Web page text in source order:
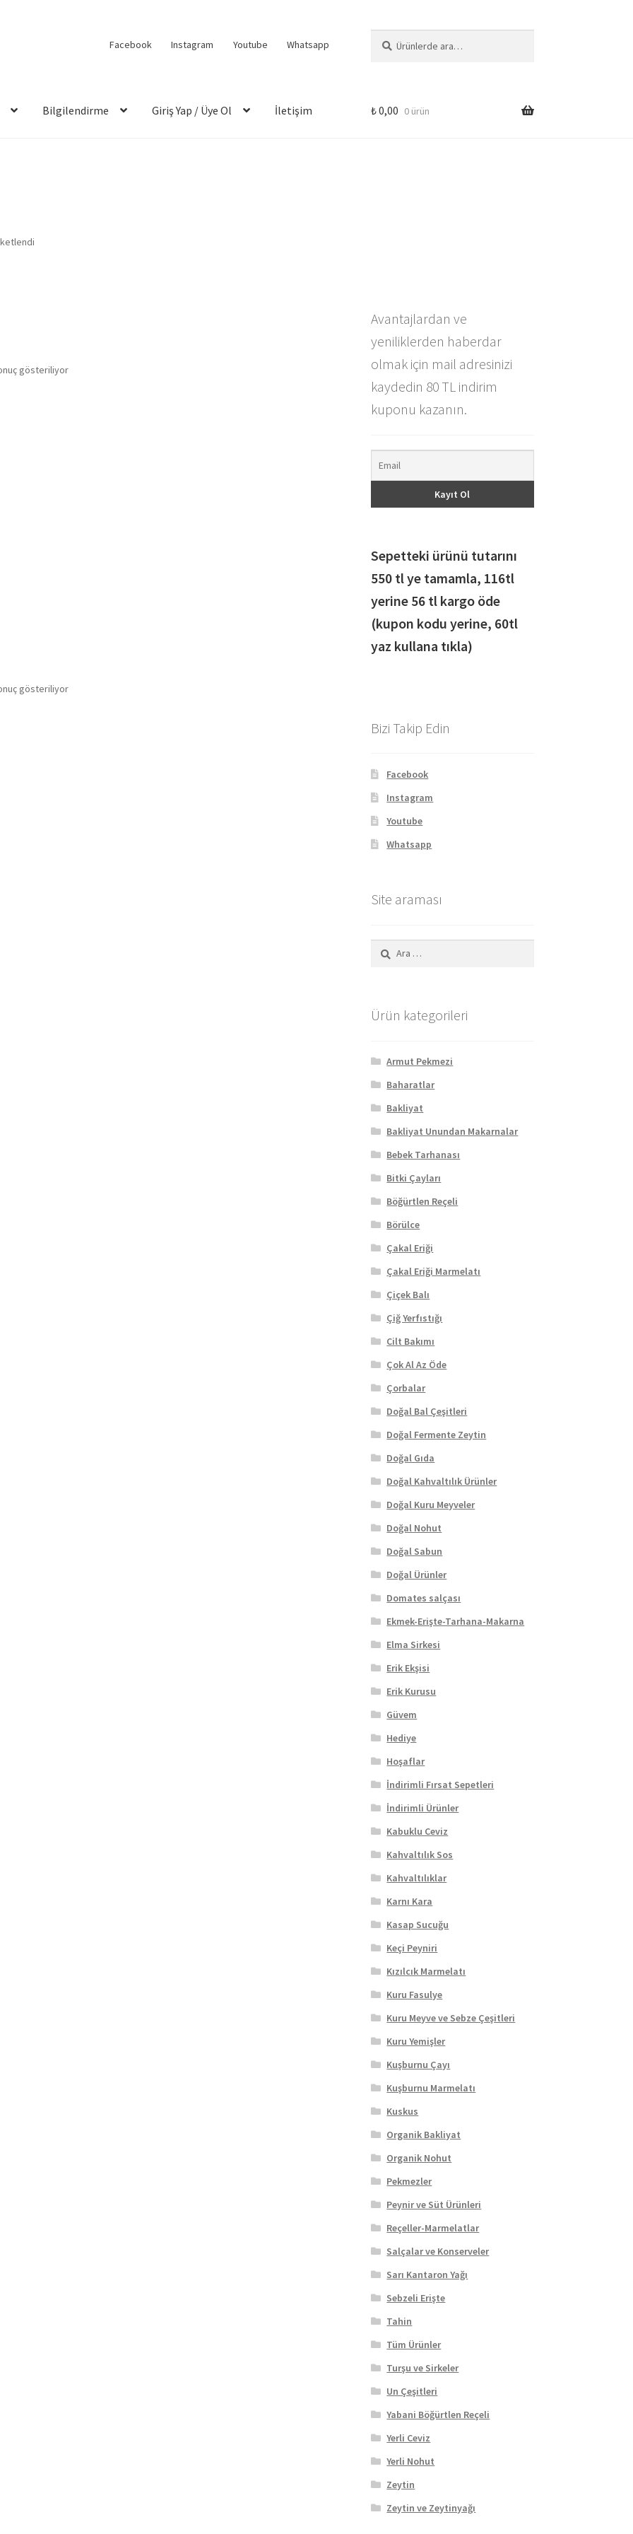
Facebook Instagram Youtube Whatsapp
Bilgilendirme Giriş Yap / Üye Ol İletişim ₺0,00 0 ürün
gösteriliyor
gösteriliyor
Avantajlardan ve
yeniliklerden haberdar
olmak için mail adresinizi
kaydedin 80 TL indirim
kuponu kazanın.
Sepetteki ürünü tutarını
550 tl ye tamamla, 116tl
yerine 56 tl kargo öde
(kupon kodu yerine, 60tl
yaz kullana tıkla)
Bizi Takip Edin
Facebook
Instagram
Youtube
Whatsapp
Site araması
Arama:
Ürün kategorileri
Armut Pekmezi
Baharatlar
Bakliyat
Bakliyat Unundan Makarnalar
Bebek Tarhanası
Bitki Çayları
Böğürtlen Reçeli
Börülce
Çakal Eriği
Çakal Eriği Marmelatı
Çiçek Balı
Çiğ Yerfıstığı
Cilt Bakımı
Çok Al Az Öde
Çorbalar
Doğal Bal Çeşitleri
Doğal Fermente Zeytin
Doğal Gıda
Doğal Kahvaltılık Ürünler
Doğal Kuru Meyveler
Doğal Nohut
Doğal Sabun
Doğal Ürünler
Domates salçası
Ekmek-Erişte-Tarhana-Makarna
Elma Sirkesi
Erik Ekşisi
Erik Kurusu
Güvem
Hediye
Hoşaflar
İndirimli Fırsat Sepetleri
İndirimli Ürünler
Kabuklu Ceviz
Kahvaltılık Sos
Kahvaltılıklar
Karnı Kara
Kasap Sucuğu
Keçi Peyniri
Kızılcık Marmelatı
Kuru Fasulye
Kuru Meyve ve Sebze Çeşitleri
Kuru Yemişler
Kuşburnu Çayı
Kuşburnu Marmelatı
Kuskus
Organik Bakliyat
Organik Nohut
Pekmezler
Peynir ve Süt Ürünleri
Reçeller-Marmelatlar
Salçalar ve Konserveler
Sarı Kantaron Yağı
Sebzeli Erişte
Tahin
Tüm Ürünler
Turşu ve Sirkeler
Un Çeşitleri
Yabani Böğürtlen Reçeli
Yerli Ceviz
Yerli Nohut
Zeytin
Zeytin ve Zeytinyağı